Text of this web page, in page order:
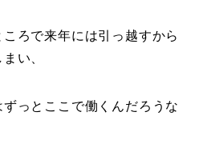
ろで来年には引っ越すから
い、
っとここで働くんだろうな